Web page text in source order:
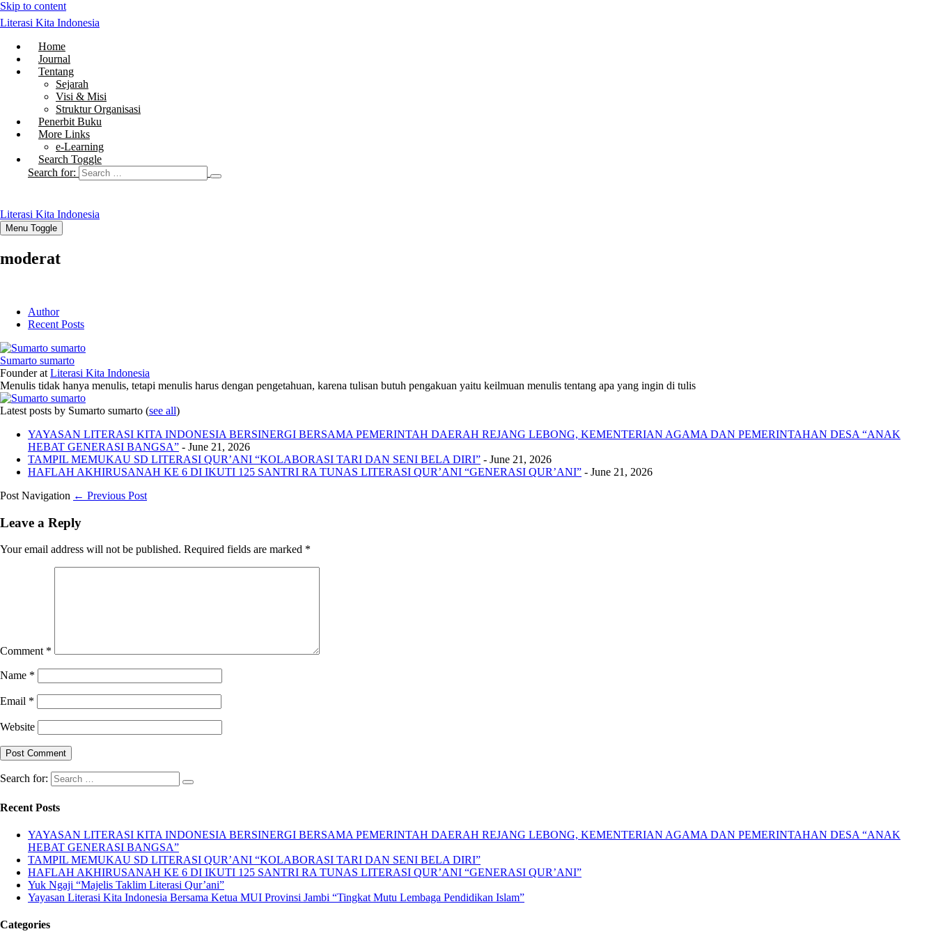
Skip to content
Literasi Kita Indonesia
Home
Journal
Tentang
Sejarah
Visi & Misi
Struktur Organisasi
Penerbit Buku
More Links
e-Learning
Search Toggle
Search for:
Literasi Kita Indonesia
Menu Toggle
moderat
Author
Recent Posts
Sumarto sumarto
Founderat Literasi Kita Indonesia
Menulis tidak hanya menulis, tetapi menulis harus dengan pengetahuan, karena tulisan butuh pengakuan yaitu keilmuan menulis tentang apa yang ingin di tulis
Latest posts by Sumarto sumarto (see all)
YAYASAN LITERASI KITA INDONESIA BERSINERGI BERSAMA PEMERINTAH DAERAH REJANG LEBONG, KEMENTERIAN AGAMA DAN PEMERINTAHAN DESA “ANAK
HEBAT GENERASI BANGSA” - June 21, 2026
TAMPIL MEMUKAU SD LITERASI QUR’ANI “KOLABORASI TARI DAN SENI BELA DIRI” - June 21, 2026
HAFLAH AKHIRUSANAH KE 6 DI IKUTI 125 SANTRI RA TUNAS LITERASI QUR’ANI “GENERASI QUR’ANI” - June 21, 2026
Post Navigation ← Previous Post
Leave a Reply
Your email address will not be published. Required fields are marked *
Comment *
Name *
Email *
Website
Search for:
Recent Posts
YAYASAN LITERASI KITA INDONESIA BERSINERGI BERSAMA PEMERINTAH DAERAH REJANG LEBONG, KEMENTERIAN AGAMA DAN PEMERINTAHAN DESA “ANAK
HEBAT GENERASI BANGSA”
TAMPIL MEMUKAU SD LITERASI QUR’ANI “KOLABORASI TARI DAN SENI BELA DIRI”
HAFLAH AKHIRUSANAH KE 6 DI IKUTI 125 SANTRI RA TUNAS LITERASI QUR’ANI “GENERASI QUR’ANI”
Yuk Ngaji “Majelis Taklim Literasi Qur’ani”
Yayasan Literasi Kita Indonesia Bersama Ketua MUI Provinsi Jambi “Tingkat Mutu Lembaga Pendidikan Islam”
Categories